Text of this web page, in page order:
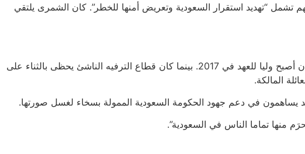
تهم تشمل “تهديد استقرار السعودية وتعريض أمنها للخطر”. كان الشمرى يلتقي
رغم أن هذه التغييرات واسعة النطاق ومهمة، إلا أنها ساعدت أيضا في التعتيم على التقييد البالغ للحقوق المدنية والسياسية منذ أن أصبح وليا للعهد في 2017. بينما كان قطاع الترفيه الناشئ يحظى بالثناء على
المالكة.
قد يساهمون في دعم جهود الحكومة السعودية الممولة بسخاء لغسل صورتها.
منها تماما الناس في السعودية”.